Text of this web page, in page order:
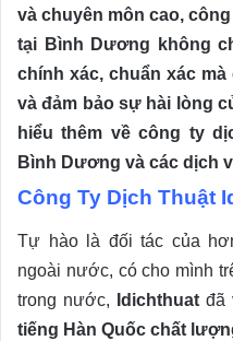
và chuyên môn cao,
tại Bình Dương không
chính xác, chuẩn xác
và đảm bảo sự hài lòng
hiểu thêm về công ty
Bình Dương và các dịch
Công Ty Dịch Thuật
Tự hào là đối tác của
ngoài nước, có cho mình
trong nước,
Idichthuat đã
tiếng Hàn Quốc chất